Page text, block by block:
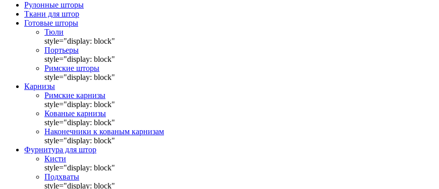
Рулонные шторы
Ткани для штор
Готовые шторы
Тюли
style="display: block"
Портьеры
style="display: block"
Римские шторы
style="display: block"
Карнизы
Римские карнизы
style="display: block"
Кованые карнизы
style="display: block"
Наконечники к кованым карнизам
style="display: block"
Фурнитура для штор
Кисти
style="display: block"
Подхваты
style="display: block"